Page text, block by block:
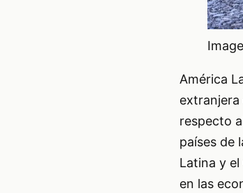
América
extranjera
respecto
países de
Latina y
en las